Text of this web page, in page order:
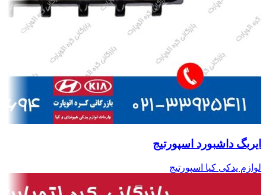
ایربگ داشبورد اسپورتیج
لوازم یدکی کیا اسپورتیج